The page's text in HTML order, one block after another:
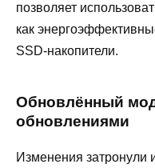
позволяет
как
SSD-накопители.
Обновлённый
обновлениями
Изменения затронули